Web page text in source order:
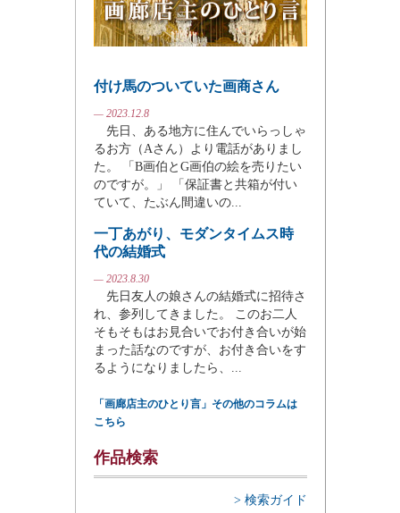
付け馬のついていた画商さん
— 2023.12.8
先日、ある地方に住んでいらっしゃ
るお方（Aさん）より電話がありまし
た。 「B画伯とG画伯の絵を売りたい
のですが。」 「保証書と共箱が付い
ていて、たぶん間違いの...
一丁あがり、モダンタイムス時
代の結婚式
— 2023.8.30
先日友人の娘さんの結婚式に招待さ
れ、参列してきました。 このお二人
そもそもはお見合いでお付き合いが始
まった話なのですが、お付き合いをす
るようになりましたら、...
「画廊店主のひとり言」その他のコラムは
こちら
作品検索
> 検索ガイド